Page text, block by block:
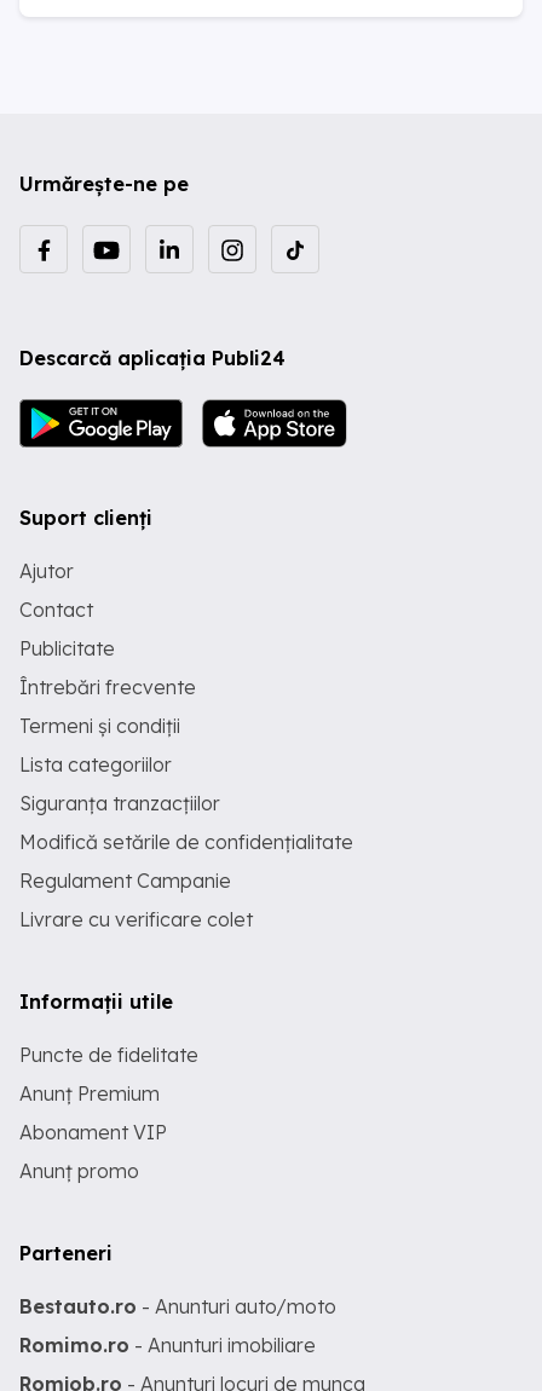
Urmărește-ne pe
Descarcă aplicația Publi24
Suport clienți
Ajutor
Contact
Publicitate
Întrebări frecvente
Termeni și condiții
Lista categoriilor
Siguranța tranzacțiilor
Modifică setările de confidențialitate
Regulament Campanie
Livrare cu verificare colet
Informații utile
Puncte de fidelitate
Anunț Premium
Abonament VIP
Anunț promo
Parteneri
Bestauto.ro - Anunturi auto/moto
Romimo.ro - Anunturi imobiliare
Romjob.ro - Anunturi locuri de munca